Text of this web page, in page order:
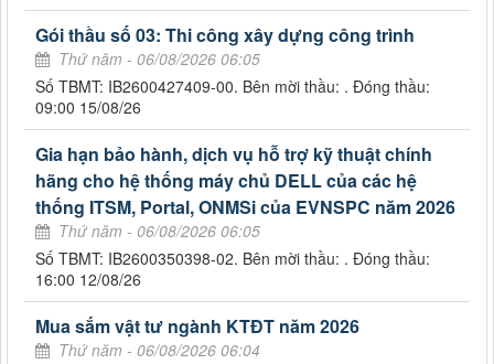
Gói thầu số 03: Thi công xây dựng công trình
Thứ năm - 06/08/2026 06:05
Số TBMT: IB2600427409-00. Bên mời thầu: . Đóng thầu:
09:00 15/08/26
Gia hạn bảo hành, dịch vụ hỗ trợ kỹ thuật chính
hãng cho hệ thống máy chủ DELL của các hệ
thống ITSM, Portal, ONMSi của EVNSPC năm 2026
Thứ năm - 06/08/2026 06:05
Số TBMT: IB2600350398-02. Bên mời thầu: . Đóng thầu:
16:00 12/08/26
Mua sắm vật tư ngành KTĐT năm 2026
Thứ năm - 06/08/2026 06:04